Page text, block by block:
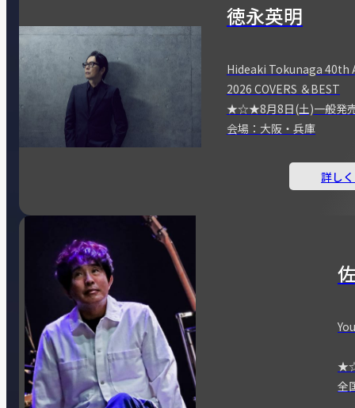
徳永英明
Hideaki Tokunaga 40th
2026 COVERS ＆BEST
★☆★8月8日(土)一般
会場：大阪・兵庫
詳し
全